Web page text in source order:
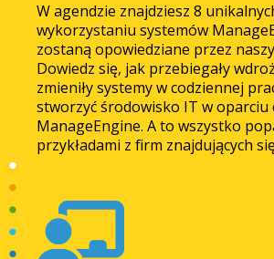
W agendzie znajdziesz 8
wykorzystaniu systemów
zostaną opowiedziane przez
Dowiedz się, jak przebiegały
zmieniły systemy w codziennej
stworzyć środowisko IT w oparciu
ManageEngine. A to wszystko
przykładami z firm znajdujących